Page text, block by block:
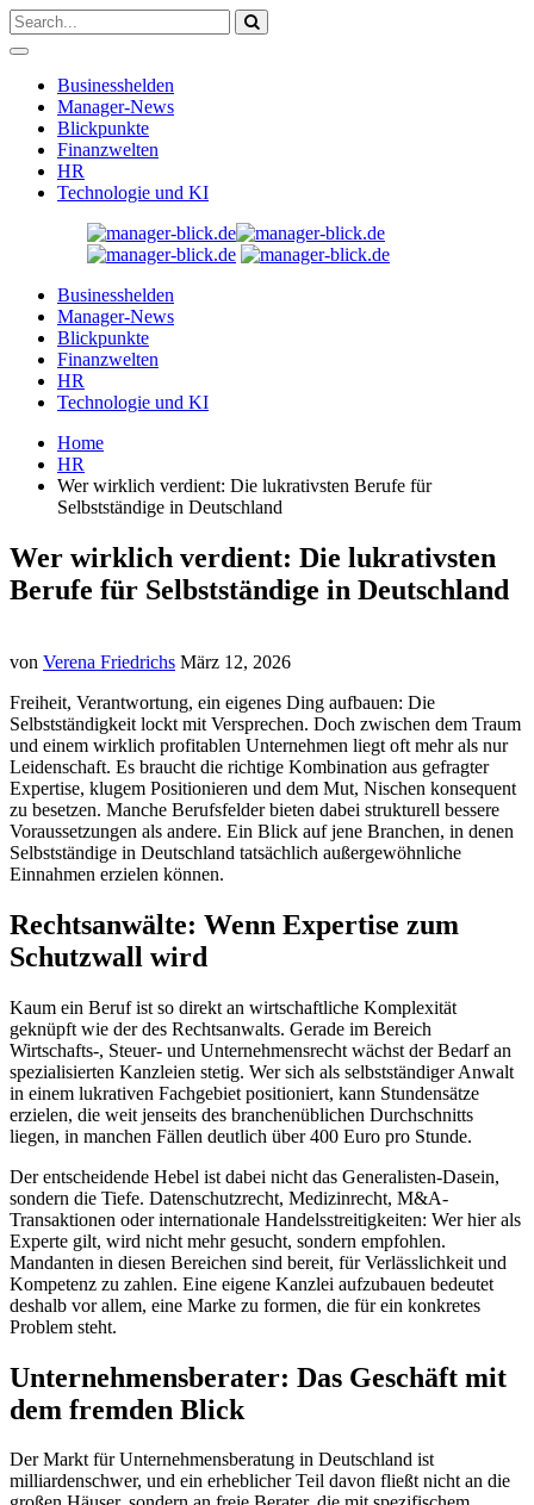
Businesshelden
Manager-News
Blickpunkte
Finanzwelten
HR
Technologie und KI
Businesshelden
Manager-News
Blickpunkte
Finanzwelten
HR
Technologie und KI
Home
HR
Wer wirklich verdient: Die lukrativsten Berufe für
Selbstständige in Deutschland
Wer wirklich verdient: Die lukrativsten
Berufe für Selbstständige in Deutschland
von Verena Friedrichs März 12, 2026
Freiheit, Verantwortung, ein eigenes Ding aufbauen: Die
Selbstständigkeit lockt mit Versprechen. Doch zwischen dem Traum
und einem wirklich profitablen Unternehmen liegt oft mehr als nur
Leidenschaft. Es braucht die richtige Kombination aus gefragter
Expertise, klugem Positionieren und dem Mut, Nischen konsequent
zu besetzen. Manche Berufsfelder bieten dabei strukturell bessere
Voraussetzungen als andere. Ein Blick auf jene Branchen, in denen
Selbstständige in Deutschland tatsächlich außergewöhnliche
Einnahmen erzielen können.
Rechtsanwälte: Wenn Expertise zum
Schutzwall wird
Kaum ein Beruf ist so direkt an wirtschaftliche Komplexität
geknüpft wie der des Rechtsanwalts. Gerade im Bereich
Wirtschafts-, Steuer- und Unternehmensrecht wächst der Bedarf an
spezialisierten Kanzleien stetig. Wer sich als selbstständiger Anwalt
in einem lukrativen Fachgebiet positioniert, kann Stundensätze
erzielen, die weit jenseits des branchenüblichen Durchschnitts
liegen, in manchen Fällen deutlich über 400 Euro pro Stunde.
Der entscheidende Hebel ist dabei nicht das Generalisten-Dasein,
sondern die Tiefe. Datenschutzrecht, Medizinrecht, M&A-
Transaktionen oder internationale Handelsstreitigkeiten: Wer hier als
Experte gilt, wird nicht mehr gesucht, sondern empfohlen.
Mandanten in diesen Bereichen sind bereit, für Verlässlichkeit und
Kompetenz zu zahlen. Eine eigene Kanzlei aufzubauen bedeutet
deshalb vor allem, eine Marke zu formen, die für ein konkretes
Problem steht.
Unternehmensberater: Das Geschäft mit
dem fremden Blick
Der Markt für Unternehmensberatung in Deutschland ist
milliardenschwer, und ein erheblicher Teil davon fließt nicht an die